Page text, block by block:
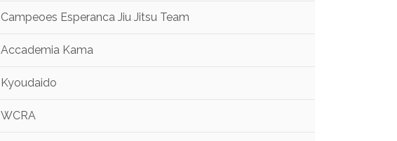
Campeoes Esperanca Jiu Jitsu Team
Accademia Kama
Kyoudaido
WCRA